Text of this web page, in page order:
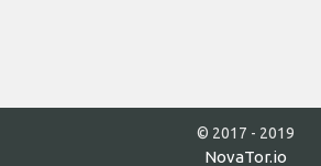
© 2017 - 2019
NovaTor.io